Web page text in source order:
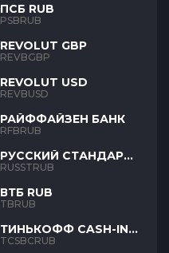
ПСБ RUB
PSBRUB
REVOLUT GBP
REVBGBP
REVOLUT USD
REVBUSD
РАЙФФАЙЗЕН БАНК
RFBRUB
РУССКИЙ СТАНДАРТ
RUB
RUSSTRUB
ВТБ RUB
TBRUB
ТИНЬКОФФ CASH-IN
RUB
TCSBCRUB